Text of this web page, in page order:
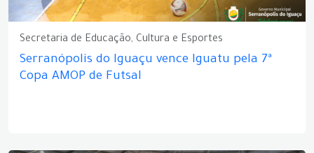
Secretaria de Educação, Cultura e Esportes
Serranópolis do Iguaçu vence Iguatu pela 7ª
Copa AMOP de Futsal